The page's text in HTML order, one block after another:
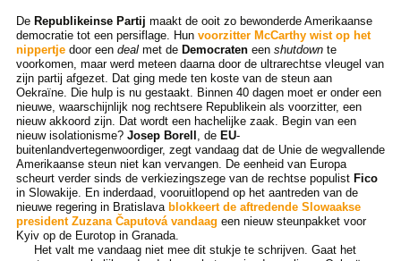
De Republikeinse Partij maakt de ooit zo bewonderde Amerikaanse
democratie tot een persiflage. Hun voorzitter McCarthy wist op het
nippertjedoor een dealmet de Democrateneen shutdownte
voorkomen, maar werd meteen daarna door de ultrarechtse vleugel van
zijn partij afgezet. Dat ging mede ten koste van de steun aan
Oekraïne. Die hulp is nu gestaakt. Binnen 40 dagen moet er onder een
nieuwe, waarschijnlijk nog rechtsere Republikein als voorzitter, een
nieuw akkoord zijn. Dat wordt een hachelijke zaak. Begin van een
nieuw isolationisme? Josep Borell , de EU-
buitenlandvertegenwoordiger, zegt vandaag dat de Unie de wegvallende
Amerikaanse steun niet kan vervangen. De eenheid van Europa
scheurt verder sinds de verkiezingszege van de rechtse populistFico
in Slowakije. En inderdaad, vooruitlopend op het aantreden van de
nieuwe regering in Bratislava blokkeert de aftredende Slowaakse
president Zuzana Čaputová vandaag een nieuw steunpakket voor
Kyiv op de Eurotop in Granada.
Het valt me vandaag niet mee dit stukje te schrijven. Gaat het